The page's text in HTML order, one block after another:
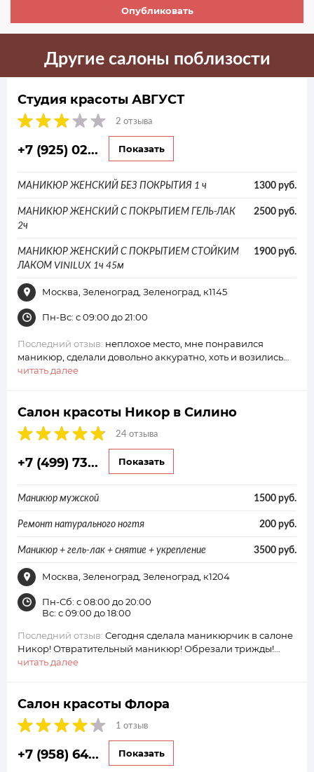
Опубликовать
Другие салоны поблизости
Студия красоты АВГУСТ
2 отзыва
+7 (925) 02... Показать
МАНИКЮР ЖЕНСКИЙ БЕЗ ПОКРЫТИЯ 1 ч 1300 руб.
МАНИКЮР ЖЕНСКИЙ С ПОКРЫТИЕМ ГЕЛЬ-ЛАК
2ч
2500 руб.
МАНИКЮР ЖЕНСКИЙ С ПОКРЫТИЕМ СТОЙКИМ
ЛАКОМ VINILUX 1ч 45м
1900 руб.
Москва, Зеленоград, Зеленоград, к1145
Пн-Вс: с 09:00 до 21:00
Последний отзыв: неплохое место, мне понравился
маникюр, сделали довольно аккуратно, хоть и возились…
читать далее
Салон красоты Никор в Силино
24 отзыва
+7 (499) 73... Показать
Маникюр мужской 1500 руб.
Ремонт натурального ногтя 200 руб.
Маникюр + гель-лак + снятие + укрепление 3500 руб.
Москва, Зеленоград, Зеленоград, к1204
Пн-Сб: с 08:00 до 20:00
Вс: с 09:00 до 18:00
Последний отзыв: Сегодня сделала маникюрчик в салоне
Никор! Отвратительный маникюр! Обрезали трижды!…
читать далее
Салон красоты Флора
1 отзыв
+7 (958) 64... Показать